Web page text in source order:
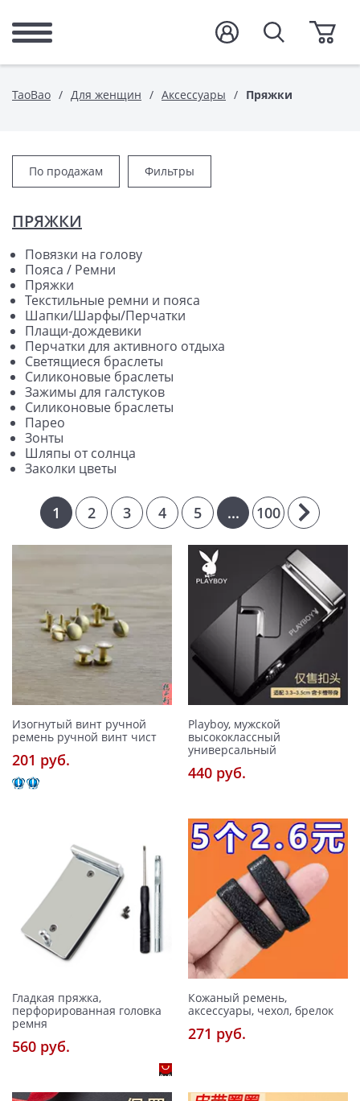
TaoBao Для женщин Аксессуары Пряжки
По продажам Фильтры
ПРЯЖКИ
Повязки на голову
Пояса / Ремни
Пряжки
Текстильные ремни и пояса
Шапки/Шарфы/Перчатки
Плащи-дождевики
Перчатки для активного отдыха
Светящиеся браслеты
Силиконовые браслеты
Зажимы для галстуков
Силиконовые браслеты
Парео
Зонты
Шляпы от солнца
Заколки цветы
1 2 3 4 5 ... 100
Изогнутый винт ручной
ремень ручной винт чист
201 pуб.
Playboy, мужской
высококлассный
универсальный
440 pуб.
Гладкая пряжка,
перфорированная головка
ремня
560 pуб.
Кожаный ремень,
аксессуары, чехол, брелок
271 pуб.